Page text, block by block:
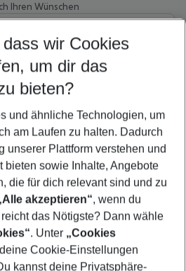
Ihren Wünschen
5-8 Nächte
Kinder
anzeigen
wir Cookies
um dir das
bieten?
und ähnliche Technologien, um
am Laufen zu halten. Dadurch
unserer Plattform verstehen und
bieten sowie Inhalte, Angebote
die für dich relevant sind und zu
akzeptieren“, wenn du
das Nötigste? Dann wähle
. Unter „Cookies
Cookie-Einstellungen
kannst deine Privatsphäre-